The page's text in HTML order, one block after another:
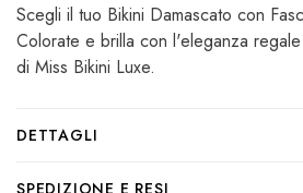
Scegli il tuo Bikini Damascato con
Colorate e brilla con l'eleganza
di Miss Bikini Luxe.
DETTAGLI
SPEDIZIONE E RESI